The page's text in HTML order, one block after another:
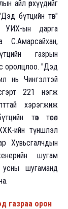
айл өрхүүдийг
бүтцийн төв"
УИХ-ын дарга
С.Амарсайхан,
газрын
оролцлоо. "Дэд
нь Чингэлтэй
221 нэгж
хэрэгжиж
төв төсөл
ийн түншлэл
Хувьсгалчдын
шугам
шугаманд
газраа орон